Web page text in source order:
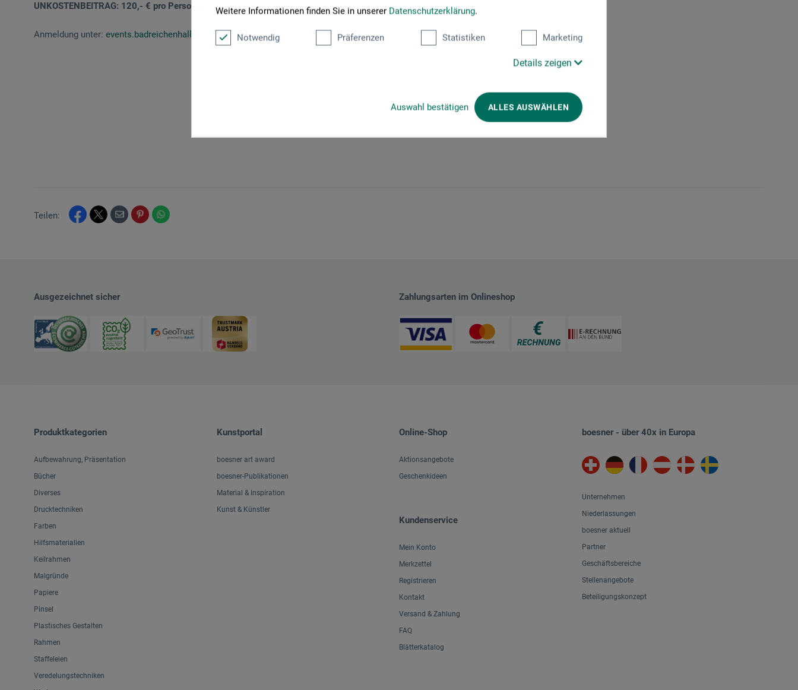
Weitere Informationen finden Sie in unserer Datenschutzerklärung.
Notwendig Präferenzen Statistiken Marketing
Details zeigen
Auswahl bestätigen ALLES AUSWÄHLEN
UNKOSTENBEITRAG: 120,- € pro Person.
Anmeldung unter: events.badreichenhall@boesner.com
Teilen:
Ausgezeichnet sicher Zahlungsarten im Onlineshop
Produktkategorien
Aufbewahrung, Präsentation
Bücher
Diverses
Drucktechniken
Farben
Hilfsmaterialien
Keilrahmen
Malgründe
Papiere
Pinsel
Plastisches Gestalten
Rahmen
Staffeleien
Veredelungstechniken
Kunstportal
boesner art award
boesner-Publikationen
Material & Inspiration
Kunst & Künstler
Online-Shop
Aktionsangebote
Geschenkideen
Kundenservice
Mein Konto
Merkzettel
Registrieren
Kontakt
Versand & Zahlung
FAQ
Blätterkatalog
boesner - über 40x in Europa
Unternehmen
Niederlassungen
boesner aktuell
Partner
Geschäftsbereiche
Stellenangebote
Beteiligungskonzept